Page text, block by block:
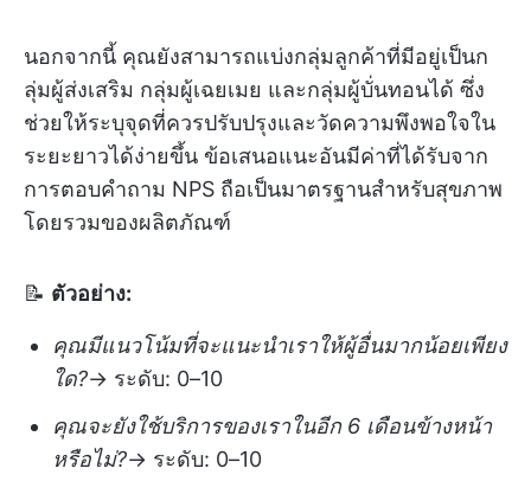
นอกจากนี้ คุณยังสามารถแบ่งกลุ่มลูกค้าที่มีอยู่เป็นก
ลุ่มผู้ส่งเสริม กลุ่มผู้เฉยเมย และกลุ่มผู้บั่นทอนได้ ซึ่ง
ช่วยให้ระบุจุดที่ควรปรับปรุงและวัดความพึงพอใจใน
ระยะยาวได้ง่ายขึ้น ข้อเสนอแนะอันมีค่าที่ได้รับจาก
การตอบคำถาม NPS ถือเป็นมาตรฐานสำหรับสุขภาพ
โดยรวมของผลิตภัณฑ์
📝 ตัวอย่าง:
คุณมีแนวโน้มที่จะแนะนำเราให้ผู้อื่นมากน้อยเพียง
ใด?→ ระดับ: 0–10
คุณจะยังใช้บริการของเราในอีก 6 เดือนข้างหน้า
หรือไม่?→ ระดับ: 0–10